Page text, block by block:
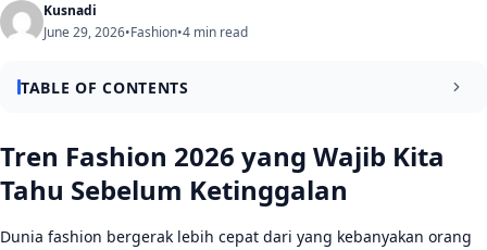
Kusnadi
June 29, 2026•Fashion•4 min read
TABLE OF CONTENTS
Tren Fashion 2026 yang Wajib Kita Tahu Sebelum
Ketinggalan
Tren Fashion 2026 yang Mendominasi Lemari Pakaian
Modern
Tren Fashion 2026 yang Wajib Kita
Tahu Sebelum Ketinggalan
Dunia fashion bergerak lebih cepat dari yang kebanyakan orang